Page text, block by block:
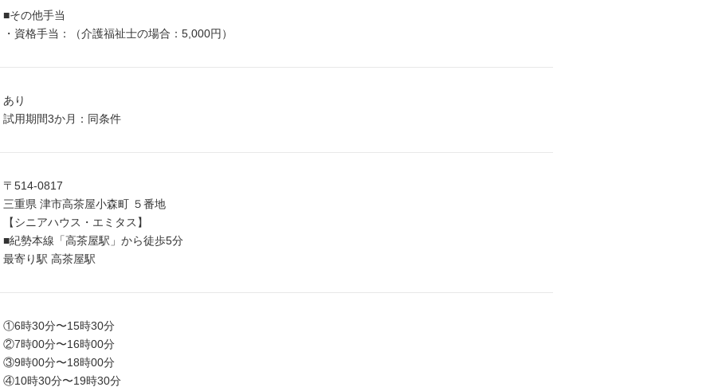
■その他手当
・資格手当：（介護福祉士の場合：5,000円）
あり
試用期間3か月：同条件
〒514-0817
三重県 津市高茶屋小森町 ５番地
【シニアハウス・エミタス】
■紀勢本線「高茶屋駅」から徒歩5分
最寄り駅 高茶屋駅
①6時30分〜15時30分
②7時00分〜16時00分
③9時00分〜18時00分
④10時30分〜19時30分